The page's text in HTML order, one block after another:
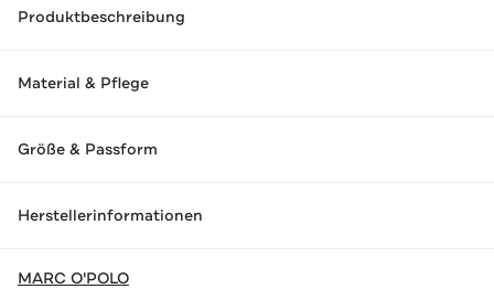
Produktbeschreibung
Material & Pflege
Größe & Passform
Herstellerinformationen
MARC O'POLO